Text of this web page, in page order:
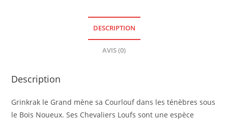
DESCRIPTION
AVIS (0)
Description
Grinkrak le Grand mène sa Courlouf dans les ténèbres sous
le Bois Noueux. Ses Chevaliers Loufs sont une espèce